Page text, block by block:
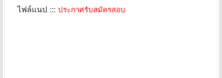
ไฟล์แนป ::: ประกาศรับสมัครสอบ